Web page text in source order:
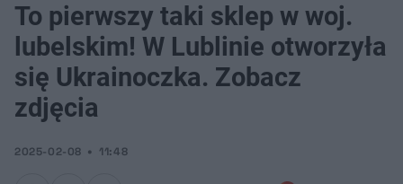
Ukrainoczka. Zobacz zdjęcia
To pierwszy taki sklep w woj.
lubelskim! W Lublinie otworzyła
się Ukrainoczka. Zobacz
zdjęcia
2025-02-08 11:48